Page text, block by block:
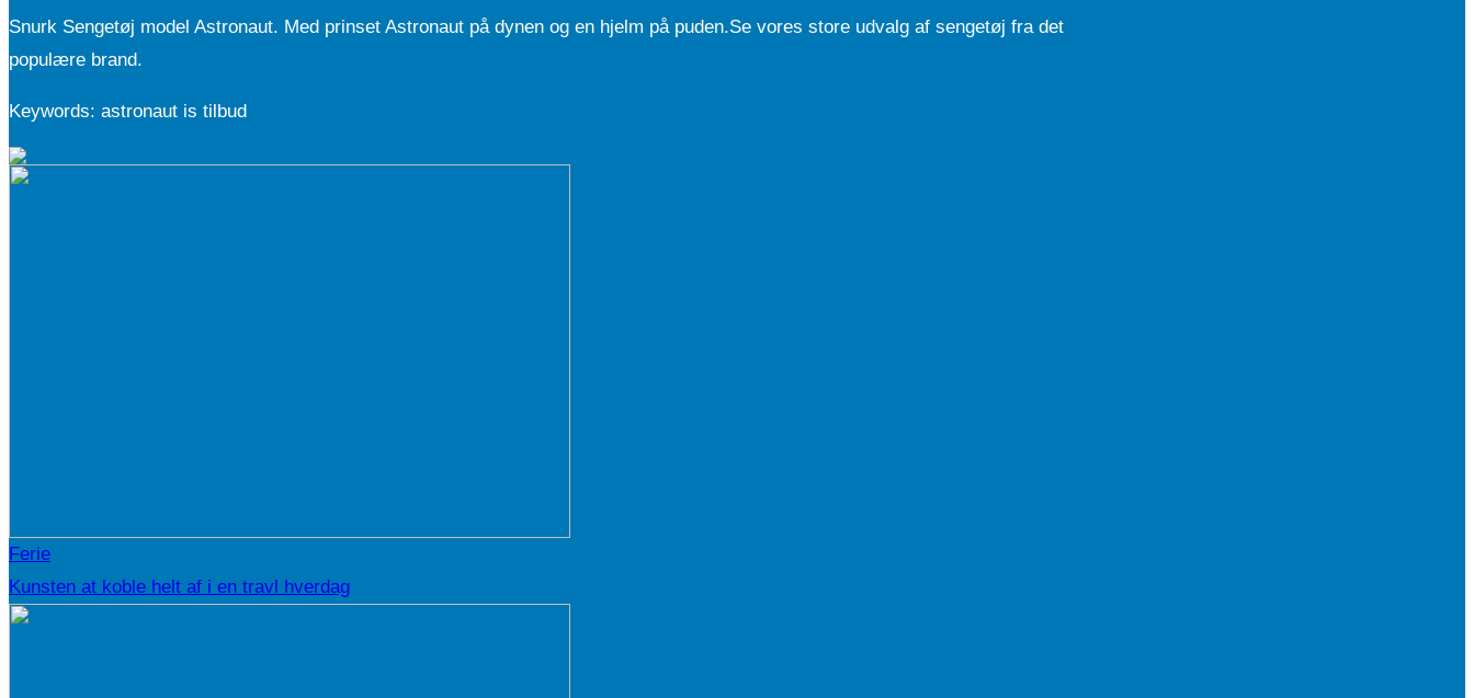
Snurk Sengetøj model Astronaut. Med prinset Astronaut på dynen og en hjelm på puden.Se vores store udvalg af sengetøj fra det
populære brand.
Keywords: astronaut is tilbud
Ferie
Kunsten at koble helt af i en travl hverdag